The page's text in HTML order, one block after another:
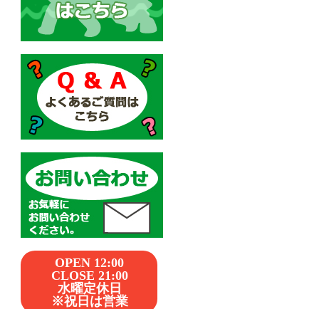
OPEN 12:00
CLOSE 21:00
水曜定休日
※祝日は営業